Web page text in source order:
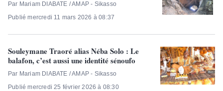
Par Mariam DIABATE / AMAP - Sikasso
Publié mercredi 11 mars 2026 à 08:37
Souleymane Traoré alias Néba Solo : Le
balafon, c’est aussi une identité sénoufo
Par Mariam DIABATE / AMAP - Sikasso
Publié mercredi 25 février 2026 à 08:30